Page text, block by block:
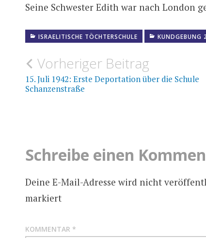
Seine Schwester Edith war nach London
ISRAELITISCHE TÖCHTERSCHULE KUNDGEBUNG
Beitragsnavigation
Vorheriger Beitrag
15. Juli 1942: Erste Deportation über die Schule
Schanzenstraße
Schreibe einen
Deine E-Mail-Adresse wird nicht
markiert
KOMMENTAR *